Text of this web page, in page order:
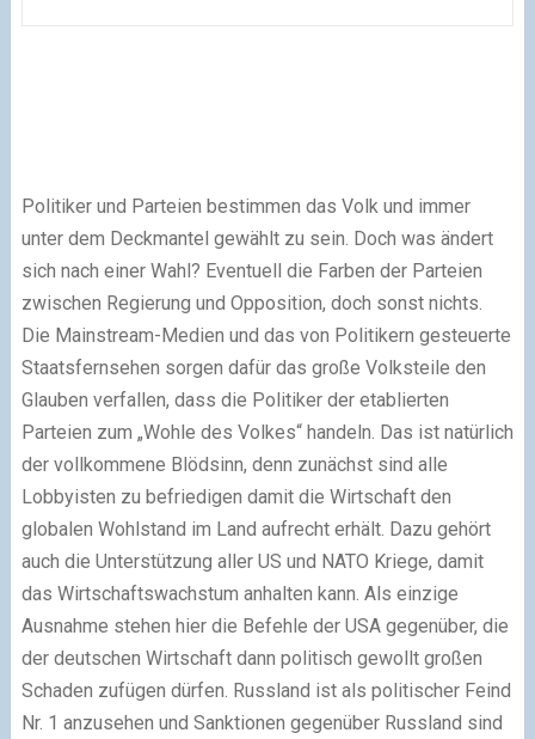
Politiker und Parteien bestimmen das Volk und immer
unter dem Deckmantel gewählt zu sein. Doch was ändert
sich nach einer Wahl? Eventuell die Farben der Parteien
zwischen Regierung und Opposition, doch sonst nichts.
Die Mainstream-Medien und das von Politikern gesteuerte
Staatsfernsehen sorgen dafür das große Volksteile den
Glauben verfallen, dass die Politiker der etablierten
Parteien zum „Wohle des Volkes“ handeln. Das ist natürlich
der vollkommene Blödsinn, denn zunächst sind alle
Lobbyisten zu befriedigen damit die Wirtschaft den
globalen Wohlstand im Land aufrecht erhält. Dazu gehört
auch die Unterstützung aller US und NATO Kriege, damit
das Wirtschaftswachstum anhalten kann. Als einzige
Ausnahme stehen hier die Befehle der USA gegenüber, die
der deutschen Wirtschaft dann politisch gewollt großen
Schaden zufügen dürfen. Russland ist als politischer Feind
Nr. 1 anzusehen und Sanktionen gegenüber Russland sind